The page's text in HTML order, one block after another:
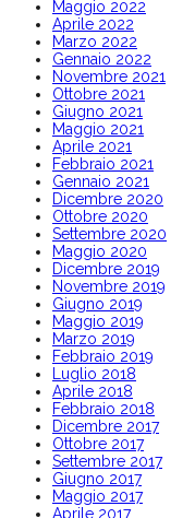
Maggio 2022
Aprile 2022
Marzo 2022
Gennaio 2022
Novembre 2021
Ottobre 2021
Giugno 2021
Maggio 2021
Aprile 2021
Febbraio 2021
Gennaio 2021
Dicembre 2020
Ottobre 2020
Settembre 2020
Maggio 2020
Dicembre 2019
Novembre 2019
Giugno 2019
Maggio 2019
Marzo 2019
Febbraio 2019
Luglio 2018
Aprile 2018
Febbraio 2018
Dicembre 2017
Ottobre 2017
Settembre 2017
Giugno 2017
Maggio 2017
Aprile 2017